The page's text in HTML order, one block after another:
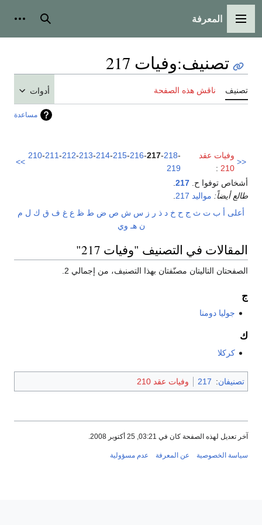
القائمة الرئيسية
المعرفة بحث
تصنيف:وفيات 217
تصنيف ناقش هذه الصفحة أدوات
مساعدة
<<
وفيات عقد
210
:
210-211-212-213-214-215-216-217-218-
219
>>
أشخاص توفوا ح. 217
طالع أيضاً: مواليد 217
أعلى أ ب ت ث ج ح خ د ذ ر ز س ش ص ض ط ظ ع غ ف ق ك ل م
ن هـ وي
المقالات في التصنيف "وفيات 217"
الصفحتان التاليتان مصنّفتان بهذا التصنيف، من إجمالي 2.
ج
جوليا دومنا
ك
كركلا
تصنيفان:
217 وفيات عقد 210
آخر تعديل لهذه الصفحة كان في 03:21, 25 أكتوبر 2008.
سياسة الخصوصية عن المعرفة عدم مسؤولية